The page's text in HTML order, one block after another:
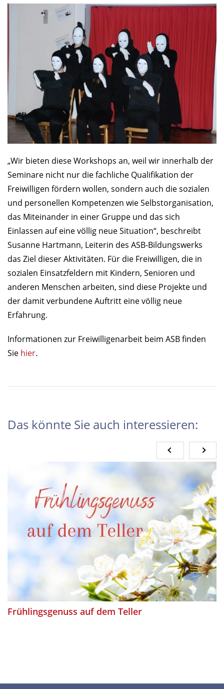
„Wir bieten diese Workshops an, weil wir innerhalb der
Seminare nicht nur die fachliche Qualifikation der
Freiwilligen fördern wollen, sondern auch die sozialen
und personellen Kompetenzen wie Selbstorganisation,
das Miteinander in einer Gruppe und das sich
Einlassen auf eine völlig neue Situation“, beschreibt
Susanne Hartmann, Leiterin des ASB-Bildungswerks
das Ziel dieser Aktivitäten. Für die Freiwilligen, die in
sozialen Einsatzfeldern mit Kindern, Senioren und
anderen Menschen arbeiten, sind diese Projekte und
der damit verbundene Auftritt eine völlig neue
Erfahrung.
Informationen zur Freiwilligenarbeit beim ASB finden
Sie hier.
Das könnte Sie auch interessieren:
Frühlingsgenuss auf dem Teller